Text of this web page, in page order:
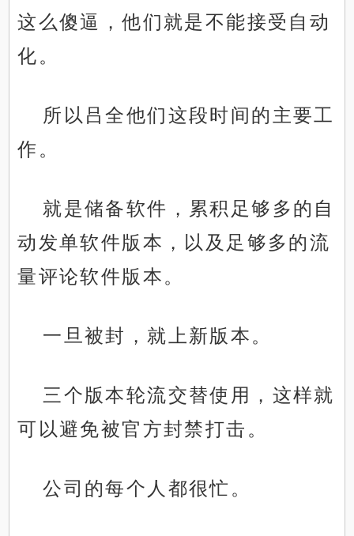
这么傻逼，他们就是不能接受自动
化。
所以吕全他们这段时间的主要工
作。
就是储备软件，累积足够多的自
动发单软件版本，以及足够多的流
量评论软件版本。
一旦被封，就上新版本。
三个版本轮流交替使用，这样就
可以避免被官方封禁打击。
公司的每个人都很忙。